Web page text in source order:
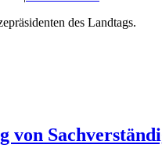
des Landtags.
von